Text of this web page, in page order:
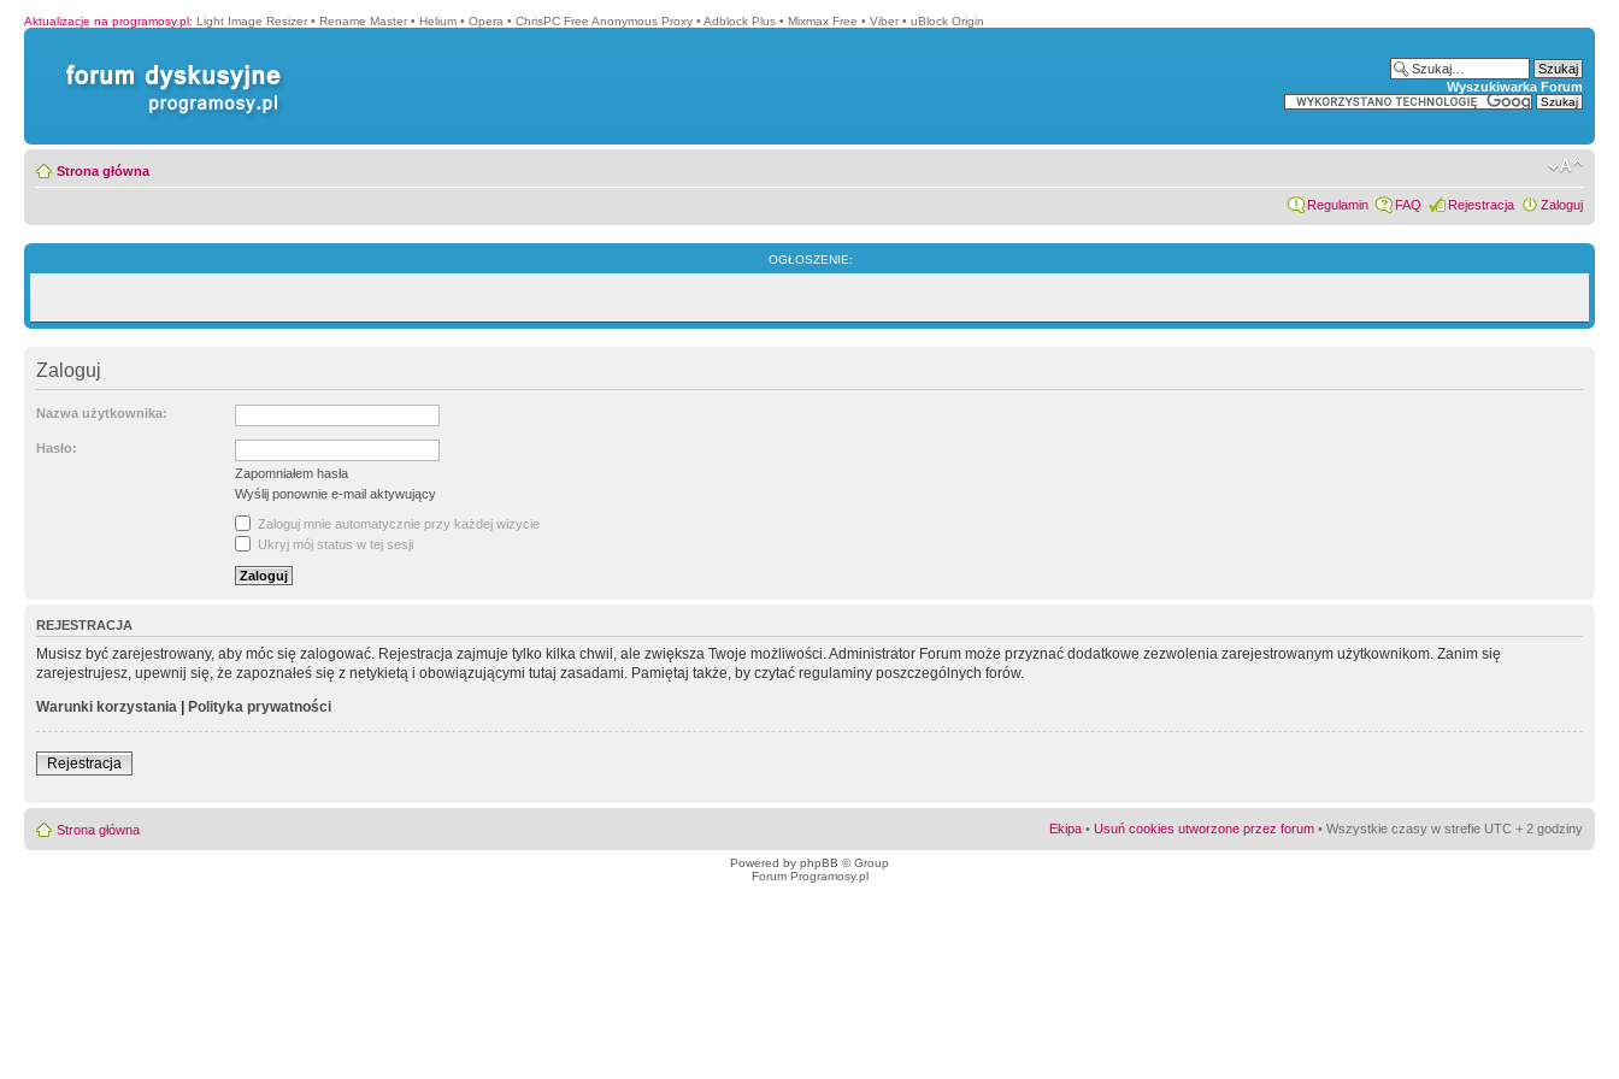
Aktualizacje na programosy.pl: Light Image Resizer • Rename Master • Helium • Opera • ChrisPC Free Anonymous Proxy • Adblock Plus • Mixmax Free • Viber • uBlock Origin
Wyszukiwarka Forum
Strona główna
Regulamin FAQ Rejestracja Zaloguj
OGŁOSZENIE:
Zaloguj
Nazwa użytkownika:
Hasło:
Zapomniałem hasła
Wyślij ponownie e-mail aktywujący
Zaloguj mnie automatycznie przy każdej wizycie
Ukryj mój status w tej sesji
REJESTRACJA
Musisz być zarejestrowany, aby móc się zalogować. Rejestracja zajmuje tylko kilka chwil, ale zwiększa Twoje możliwości. Administrator Forum może przyznać dodatkowe zezwolenia zarejestrowanym użytkownikom. Zanim się
zarejestrujesz, upewnij się, że zapoznałeś się z netykietą i obowiązującymi tutaj zasadami. Pamiętaj także, by czytać regulaminy poszczególnych forów.
Warunki korzystania | Polityka prywatności
Rejestracja
Strona główna Ekipa • Usuń cookies utworzone przez forum • Wszystkie czasy w strefie UTC + 2 godziny
Powered by phpBB © Group
Forum Programosy.pl